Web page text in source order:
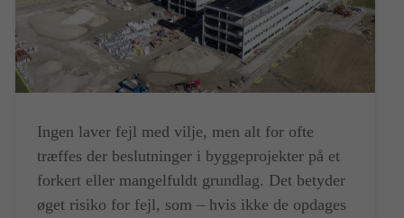
Ingen laver fejl med vilje, men alt for ofte
træffes der beslutninger i byggeprojekter på et
forkert eller mangelfuldt grundlag. Det betyder
øget risiko for fejl, som – hvis ikke de opdages